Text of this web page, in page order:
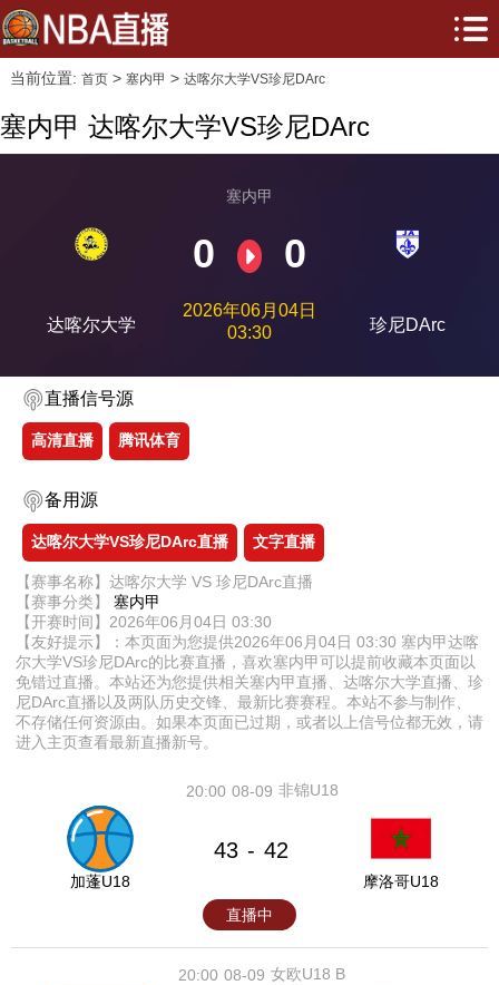
当前位置: 首页> 塞内甲 > 达喀尔大学VS珍尼DArc
塞内甲 达喀尔大学VS珍尼DArc
达喀尔大学
塞内甲
0 0
2026年06月04日
03:30
珍尼DArc
直播信号源
高清直播 腾讯体育
备用源
达喀尔大学VS珍尼DArc直播 文字直播
【赛事名称】达喀尔大学 VS 珍尼DArc直播
【赛事分类】 塞内甲
【开赛时间】2026年06月04日 03:30
【友好提示】：本页面为您提供2026年06月04日 03:30 塞内甲达喀
尔大学VS珍尼DArc的比赛直播，喜欢塞内甲可以提前收藏本页面以
免错过直播。本站还为您提供相关塞内甲直播、达喀尔大学直播、珍
尼DArc直播以及两队历史交锋、最新比赛赛程。本站不参与制作、
不存储任何资源由。如果本页面已过期，或者以上信号位都无效，请
进入主页查看最新直播新号。
08-09
20:00 非锦U18
加蓬U18
43 - 42
摩洛哥U18
直播中
08-09
20:00 女欧U18 B